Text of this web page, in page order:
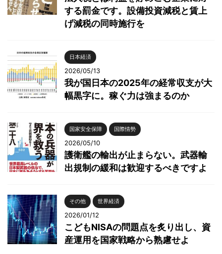
する罰金です。設備投資減税と賃上
げ減税の同時施行を
日本経済
2026/05/13
我が国日本の2025年の経常収支が大
幅黒字に。稼ぐ力は強まるのか
国家安全保障 国際情勢
2026/05/10
護衛艦の輸出が止まらない。武器輸
出規制の緩和は歓迎するべきですよ
その他 世界経済
2026/01/12
こどもNISAの問題点を炙り出し、資
産運用を国家戦略から熟慮せよ